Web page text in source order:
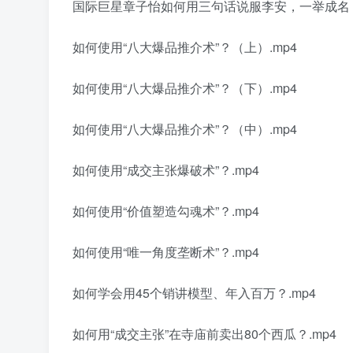
国际巨星章子怡如何用三句话说服李安，一举成
如何使用“八大爆品推介术”？（上）.mp4
如何使用“八大爆品推介术”？（下）.mp4
如何使用“八大爆品推介术”？（中）.mp4
如何使用“成交主张爆破术”？.mp4
如何使用“价值塑造勾魂术”？.mp4
如何使用“唯一角度垄断术”？.mp4
如何学会用45个销讲模型、年入百万？.mp4
如何用“成交主张”在寺庙前卖出80个西瓜？.mp4